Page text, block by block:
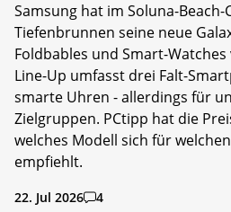
Samsung hat im Soluna-
Tiefenbrunnen seine neue
Foldbables und Smart-
Line-Up umfasst drei Falt-
smarte Uhren - allerdings für
Zielgruppen. PCtipp hat die
welches Modell sich für
empfiehlt.
22. Jul 2026 4